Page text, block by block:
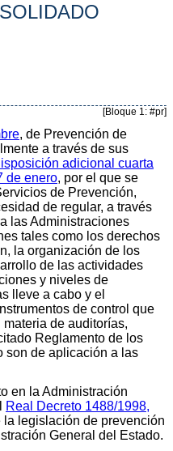
[Bloque 1: #pr]
, de Prevención de
a través de sus
adicional cuarta
de enero, por el que se
de Prevención,
de regular, a través
las Administraciones
tales como los derechos
la organización de los
de las actividades
y niveles de
lleve a cabo y el
de control que
de auditorías,
Reglamento de los
son de aplicación a las
en la Administración
Real Decreto 1488/1998,
la legislación de prevención
General del Estado.